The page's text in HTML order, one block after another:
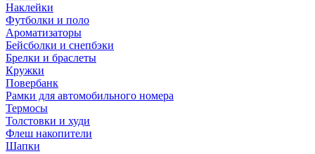
Наклейки
Футболки и поло
Ароматизаторы
Бейсболки и снепбэки
Брелки и браслеты
Кружки
Повербанк
Рамки для автомобильного номера
Термосы
Толстовки и худи
Флеш накопители
Шапки